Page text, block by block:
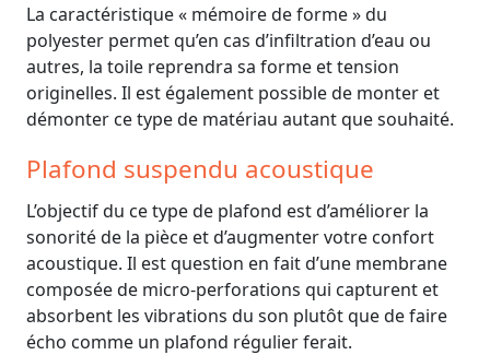
La caractéristique « mémoire de forme » du
polyester permet qu’en cas d’infiltration d’eau ou
autres, la toile reprendra sa forme et tension
originelles. Il est également possible de monter et
démonter ce type de matériau autant que souhaité.
Plafond suspendu acoustique
L’objectif du ce type de plafond est d’améliorer la
sonorité de la pièce et d’augmenter votre confort
acoustique. Il est question en fait d’une membrane
composée de micro-perforations qui capturent et
absorbent les vibrations du son plutôt que de faire
écho comme un plafond régulier ferait.